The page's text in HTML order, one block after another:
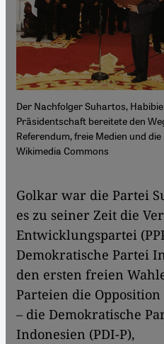
Der Nachfolger Suhartos,
Präsidentschaft bereitete den
Referendum, freie Medien und
Wikimedia Commons
Golkar war die Partei
es zu seiner Zeit die
Entwicklungspartei
Demokratische Partei
den ersten freien
Parteien die Opposition
– die Demokratische
Indonesien (PDI-P),